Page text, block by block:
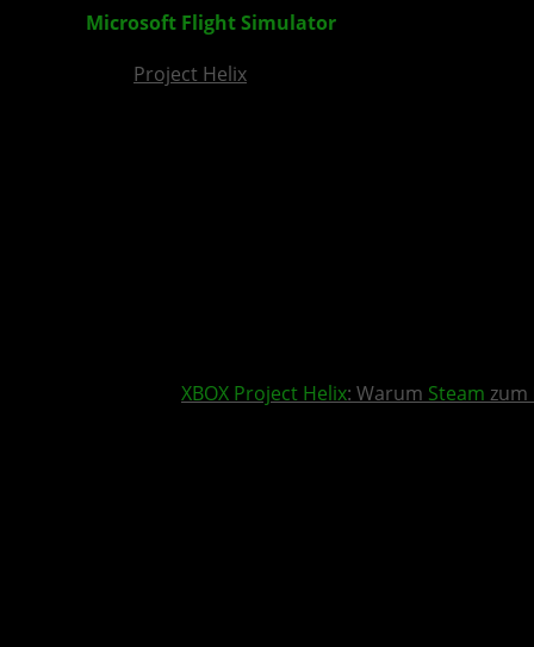
Microsoft Flight Simulator
Project Helix
XBOX Project Helix: Warum Steam zum